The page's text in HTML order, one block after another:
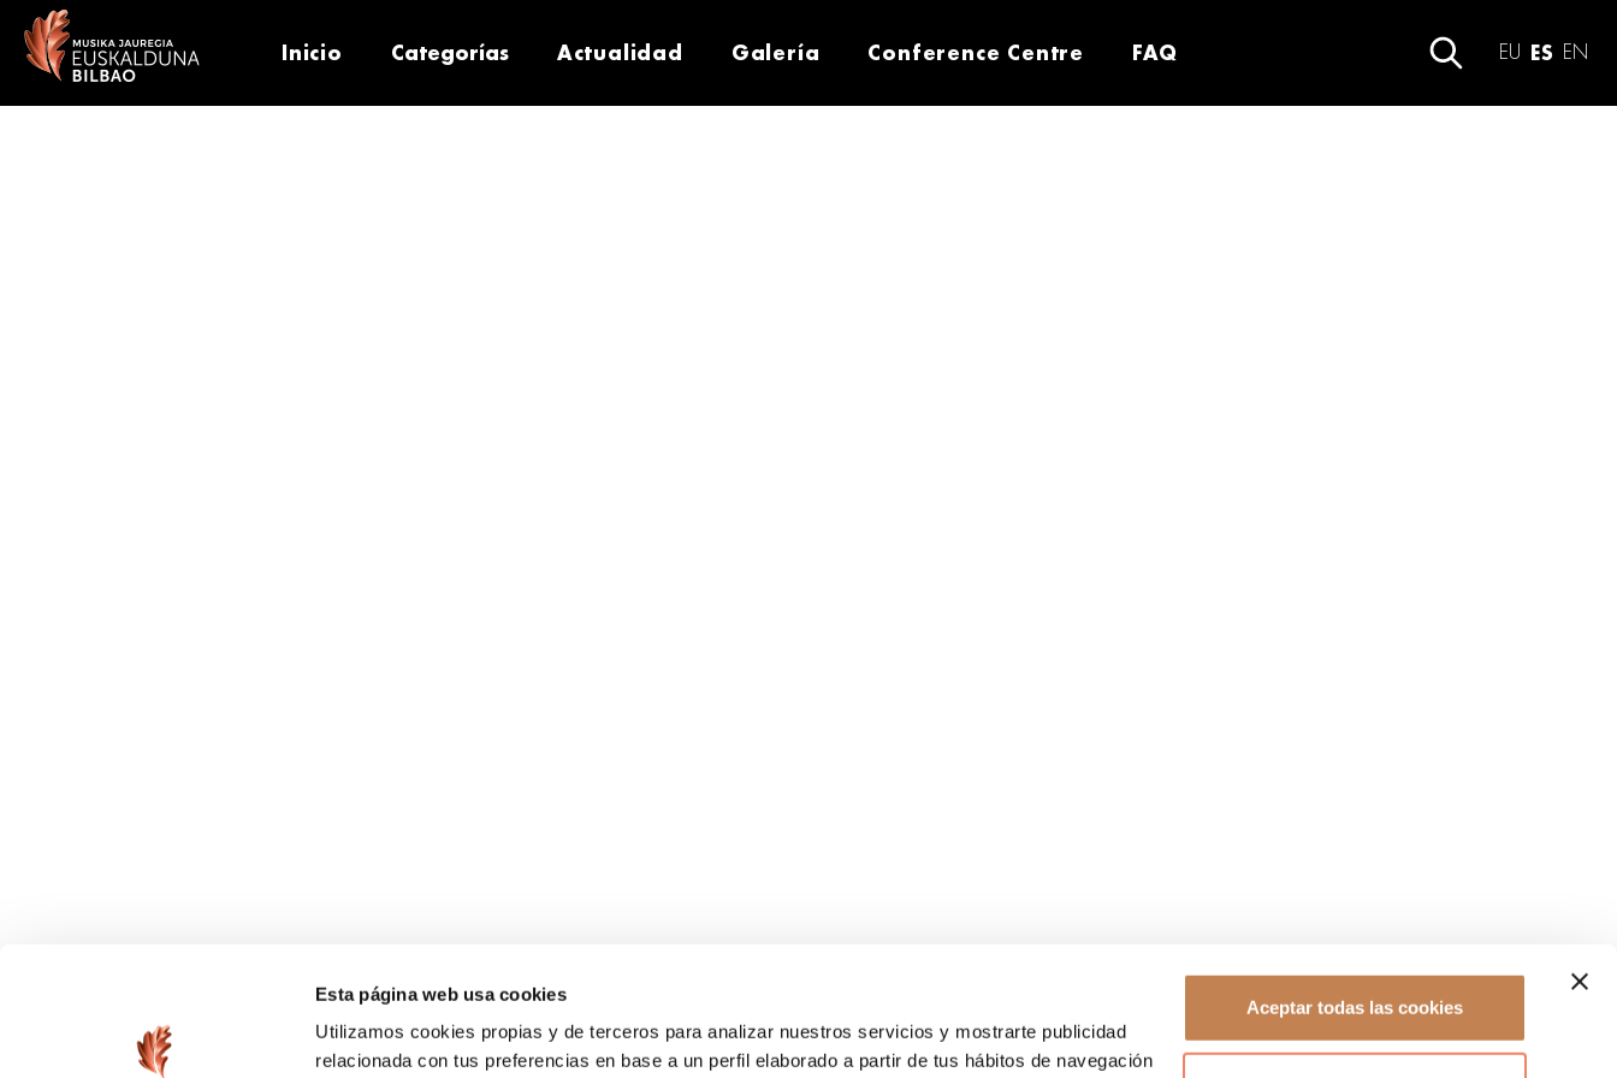
Esta página web usa cookies
Utilizamos cookies propias y de terceros para analizar nuestros servicios y mostrarte publicidad
relacionada con tus preferencias en base a un perfil elaborado a partir de tus hábitos de navegación
Aceptar todas las cookies
Inicio Categorías Actualidad Galería Conference Centre FAQ EU ES EN